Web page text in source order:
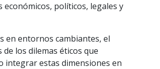
económicos, políticos, legales y
en entornos cambiantes, el
los dilemas éticos que
integrar estas dimensiones en